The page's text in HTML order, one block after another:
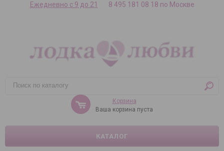
Ежедневно с 9 до 21 8 495 181 08 18 по Москве
Корзина
Ваша корзина пуста
КАТАЛОГ